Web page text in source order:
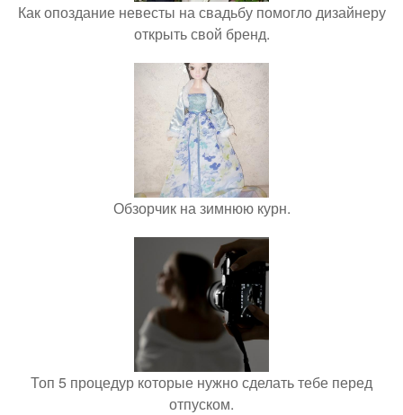
Как опоздание невесты на свадьбу помогло дизайнеру
открыть свой бренд.
Обзорчик на зимнюю курн.
Топ 5 процедур которые нужно сделать тебе перед
отпуском.